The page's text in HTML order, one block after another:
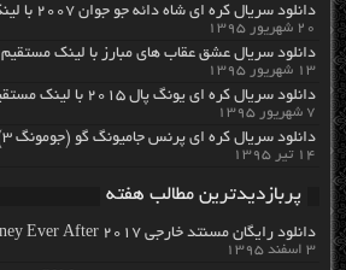
دانلود سریال کره ای شاه دائه جو جوان ۲۰۰۷ با لینک مستقیم
۲۰ شهریور ۱۳۹۵
دانلود سریال عشق عقاب های مبارز با لینک مستقیم
۱۳ شهریور ۱۳۹۵
دانلود سریال کره ای یونگ پال ۲۰۱۵ با لینک مستقیم
۷ شهریور ۱۳۹۵
دانلود سریال کره ای پرنس جامیونگ گو (جومونگ ۳) با لینک مستقیم
۱۴ تیر ۱۳۹۵
پربازدیدترین مطالب هفته
دانلود رایگان مسنتد خارجی Britney Ever After 2017 با لینک مستقیم
۳ اسفند ۱۳۹۵